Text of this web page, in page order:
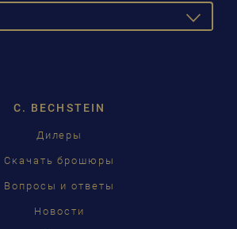
TOGGLE
C. BECHSTEIN
Дилеры
Скачать брошюры
Вопросы и ответы
Новости